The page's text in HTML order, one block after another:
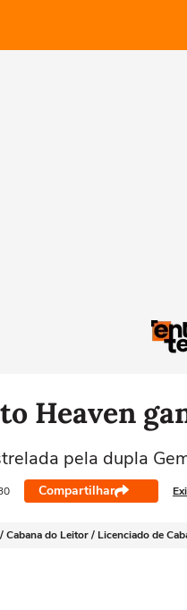
Heaven
pela dupla
Compartilhar
Cabana do Leitor / Licenciado de